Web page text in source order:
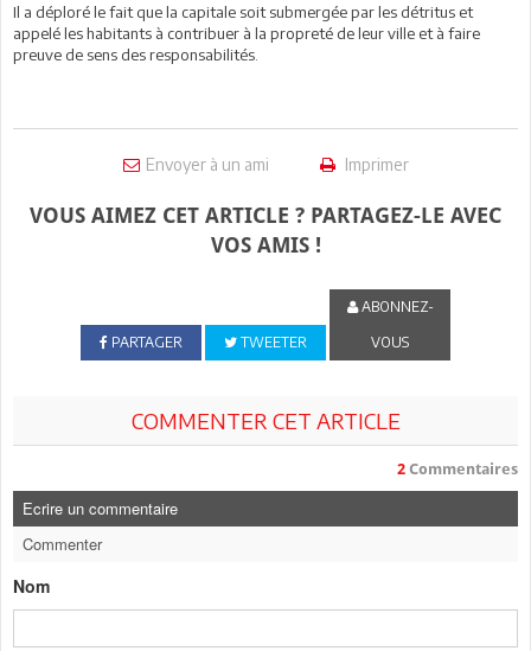
Il a déploré le fait que la capitale soit submergée par les détritus et
appelé les habitants à contribuer à la propreté de leur ville et à faire
preuve de sens des responsabilités.
Envoyer à un ami Imprimer
VOUS AIMEZ CET ARTICLE ? PARTAGEZ-LE AVEC
VOS AMIS !
PARTAGER TWEETER
ABONNEZ-
VOUS
COMMENTER CET ARTICLE
2 Commentaires
Ecrire un commentaire
Commenter
Nom